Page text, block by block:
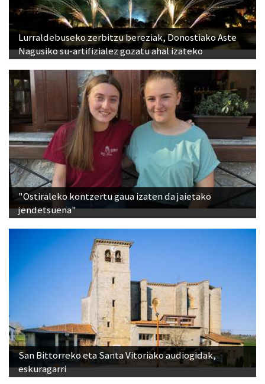
Lurraldebuseko zerbitzu bereziak, Donostiako Aste
Nagusiko su-artifizialez gozatu ahal izateko
"Ostiraleko kontzertu gaua izaten da jaietako
jendetsuena"
San Bittorreko eta Santa Vitoriako audiogidak,
eskuragarri